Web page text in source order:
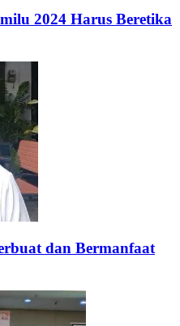
2024 Harus Beretika
dan Bermanfaat